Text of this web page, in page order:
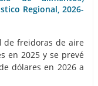
Regional, 2026-
de freidoras de aire
en 2025 y se prevé
dólares en 2026 a